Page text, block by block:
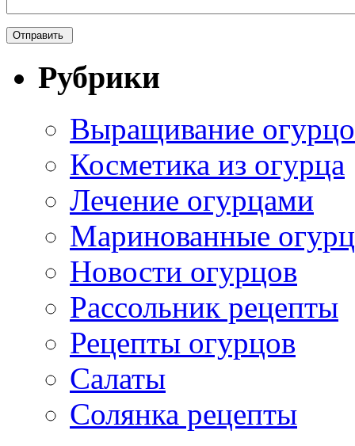
Рубрики
Выращивание
Косметика из огурца
Лечение огурцами
Маринованные
Новости огурцов
Рассольник рецепты
Рецепты огурцов
Салаты
Солянка рецепты